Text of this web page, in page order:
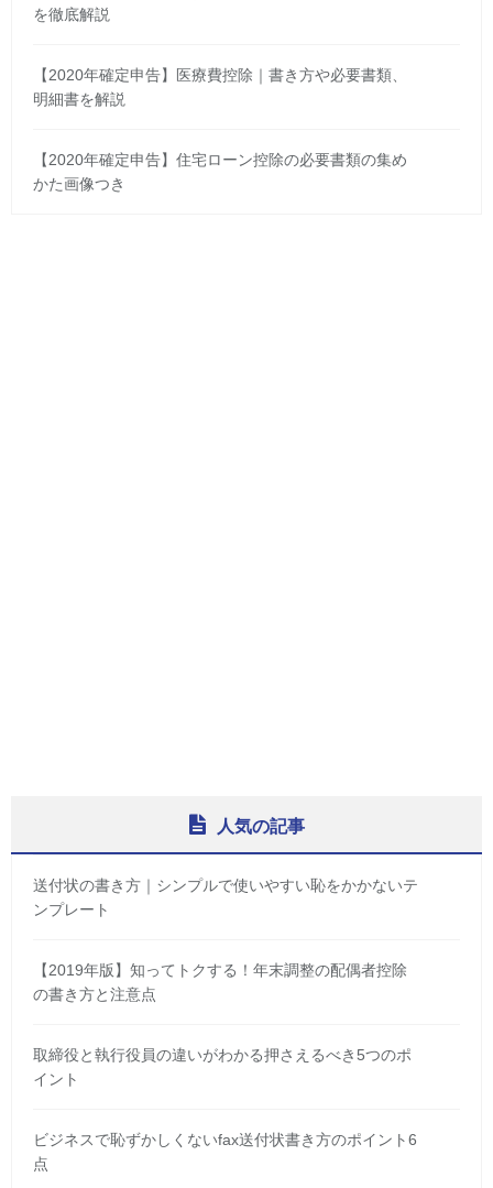
を徹底解説
【2020年確定申告】医療費控除｜書き方や必要書類、
明細書を解説
【2020年確定申告】住宅ローン控除の必要書類の集め
かた画像つき
人気の記事
送付状の書き方｜シンプルで使いやすい恥をかかないテ
ンプレート
【2019年版】知ってトクする！年末調整の配偶者控除
の書き方と注意点
取締役と執行役員の違いがわかる押さえるべき5つのポ
イント
ビジネスで恥ずかしくないfax送付状書き方のポイント6
点